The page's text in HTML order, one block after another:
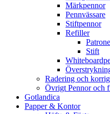
Märkpennor
Pennvässare
Stiftpennor
Refiller
Stift
Radering och
Övrigt Pennor och
Gotlandica
Papper & Kontor